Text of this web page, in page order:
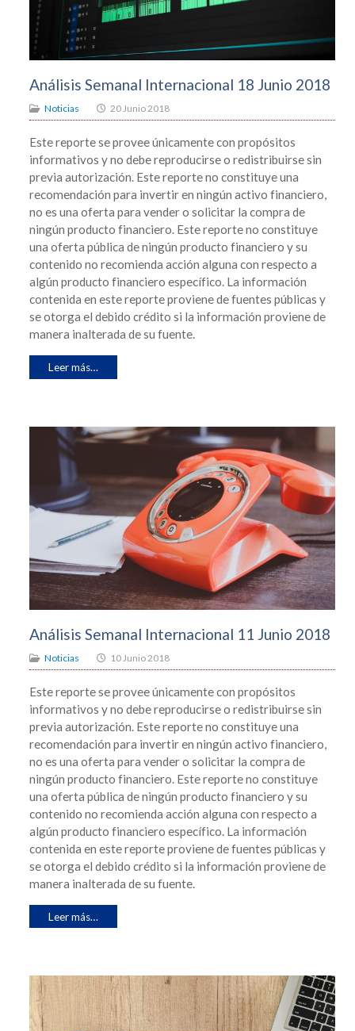
Análisis Semanal Internacional 18 Junio 2018
Noticias 20 Junio 2018
Este reporte se provee únicamente con propósitos
informativos y no debe reproducirse o redistribuirse sin
previa autorización. Este reporte no constituye una
recomendación para invertir en ningún activo financiero,
no es una oferta para vender o solicitar la compra de
ningún producto financiero. Este reporte no constituye
una oferta pública de ningún producto financiero y su
contenido no recomienda acción alguna con respecto a
algún producto financiero específico. La información
contenida en este reporte proviene de fuentes públicas y
se otorga el debido crédito si la información proviene de
manera inalterada de su fuente.
Leer más…
Análisis Semanal Internacional 11 Junio 2018
Noticias 10 Junio 2018
Este reporte se provee únicamente con propósitos
informativos y no debe reproducirse o redistribuirse sin
previa autorización. Este reporte no constituye una
recomendación para invertir en ningún activo financiero,
no es una oferta para vender o solicitar la compra de
ningún producto financiero. Este reporte no constituye
una oferta pública de ningún producto financiero y su
contenido no recomienda acción alguna con respecto a
algún producto financiero específico. La información
contenida en este reporte proviene de fuentes públicas y
se otorga el debido crédito si la información proviene de
manera inalterada de su fuente.
Leer más…